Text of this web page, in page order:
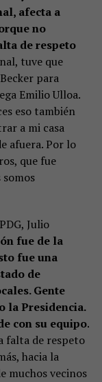
afecta a
no
de respeto
tuve que
para
Emilio Ulloa.
eso también
a mi casa
afuera. Por lo
que fue
Julio
fue de la
fue una
de
Gente
la Presidencia.
con su equipo.
falta de respeto
hacia la
muchos vecinos